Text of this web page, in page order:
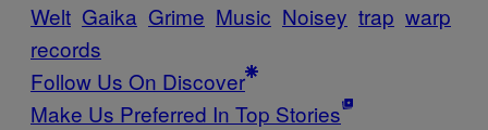
Welt Gaika Grime Music Noisey trap warp
records
Follow Us On Discover
Make Us Preferred In Top Stories